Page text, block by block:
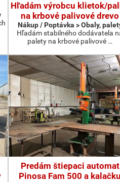
Hľadám výrobcu klietok/
na krbové palivové drevo
Nákup / Poptávka > Obaly,
Hľadám stabilného dodávatela
palety na krbové palivové …
Predám štiepaci automat
Pinosa Fam 500 a kalačku